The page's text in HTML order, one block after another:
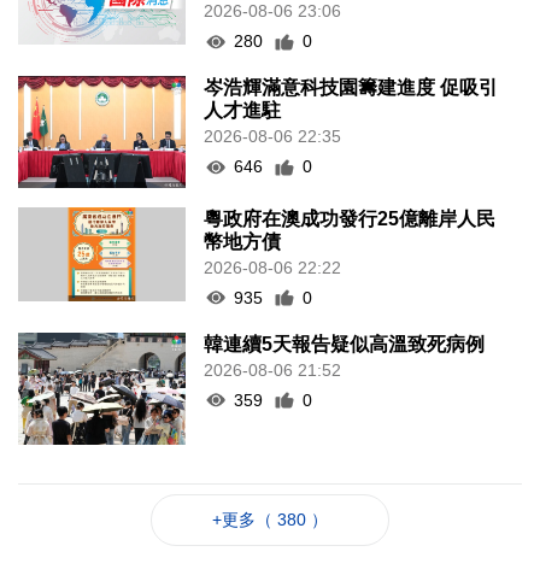
2026-08-06 23:06
280
0
岑浩輝滿意科技園籌建進度 促吸引
人才進駐
2026-08-06 22:35
646
0
粵政府在澳成功發行25億離岸人民
幣地方債
2026-08-06 22:22
935
0
韓連續5天報告疑似高溫致死病例
2026-08-06 21:52
359
0
+更多（ 380 ）